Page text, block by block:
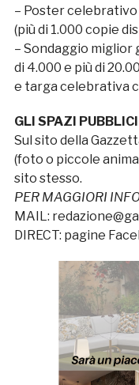
– Poster
(più di 1.000 copie
– Sondaggio miglior
di 4.000 e più di
e targa celebrativa
GLI SPAZI
Sul sito della
(foto o piccole
sito stesso.
PER MAGGIORI
MAIL:
DIRECT: pagine